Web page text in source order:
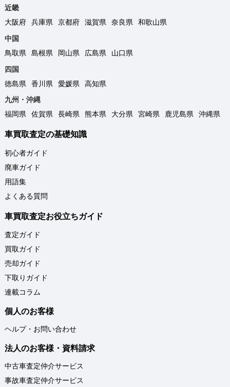
近畿
大阪府
兵庫県 京都府 滋賀県 奈良県
和歌山県
中国
鳥取県
島根県 岡山県 広島県
山口県
四国
徳島県
香川県 愛媛県
高知県
九州・沖縄
福岡県
佐賀県 長崎県 熊本県 大分県 宮崎県 鹿児島県 沖縄県
車買取査定の基礎知識
初心者ガイド
廃車ガイド
用語集
よくある質問
車買取査定お役立ちガイド
査定ガイド
買取ガイド
売却ガイド
下取りガイド
連載コラム
個人のお客様
ヘルプ・お問い合わせ
法人のお客様・資料請求
中古車査定仲介サービス
事故車査定仲介サービス